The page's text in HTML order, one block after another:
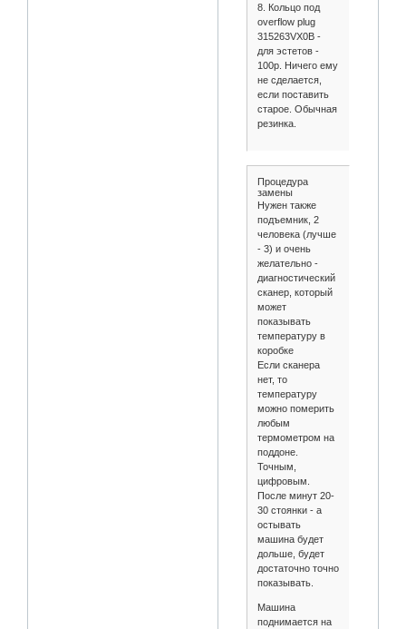
8. Кольцо под
overflow plug
315263VX0B -
для эстетов -
100р. Ничего ему
не сделается,
если поставить
старое. Обычная
резинка.
Процедура
замены
Нужен также
подъемник, 2
человека (лучше
- 3) и очень
желательно -
диагностический
сканер, который
может
показывать
температуру в
коробке
Если сканера
нет, то
температуру
можно померить
любым
термометром на
поддоне.
Точным,
цифровым.
После минут 20-
30 стоянки - а
остывать
машина будет
дольше, будет
достаточно точно
показывать.
Машина
поднимается на